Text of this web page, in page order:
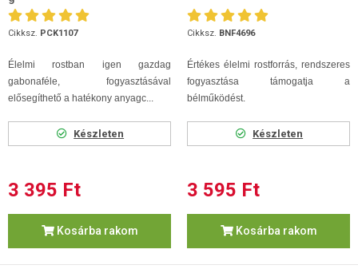
Cikksz. PCK1107
Élelmi rostban igen gazdag
gabonaféle, fogyasztásával
elősegíthető a hatékony anyagc...
Készleten
3 395 Ft
Kosárba rakom
Cikksz. BNF4696
Értékes élelmi rostforrás, rendszeres
fogyasztása támogatja a
bélműködést.
Készleten
3 595 Ft
Kosárba rakom